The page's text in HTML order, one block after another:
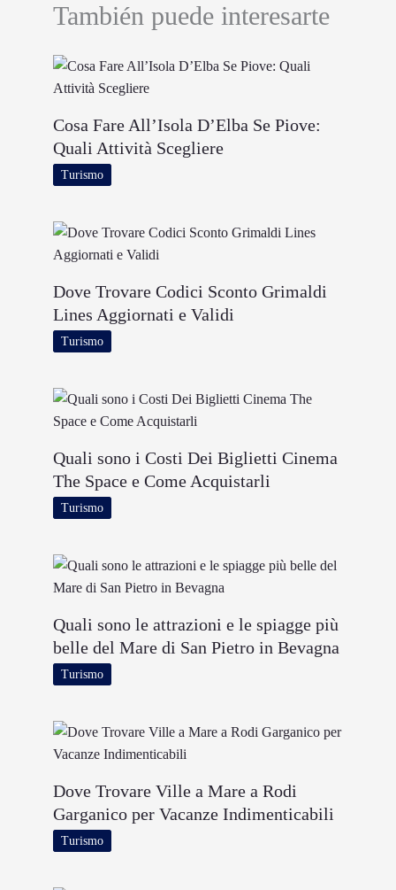
También puede interesarte
Cosa Fare All’Isola D’Elba Se Piove:
Quali Attività Scegliere
Turismo
Dove Trovare Codici Sconto Grimaldi
Lines Aggiornati e Validi
Turismo
Quali sono i Costi Dei Biglietti Cinema
The Space e Come Acquistarli
Turismo
Quali sono le attrazioni e le spiagge più
belle del Mare di San Pietro in Bevagna
Turismo
Dove Trovare Ville a Mare a Rodi
Garganico per Vacanze Indimenticabili
Turismo